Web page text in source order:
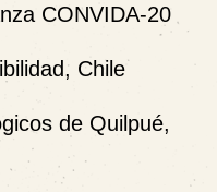
CONVIDA-20
Chile
de Quilpué,